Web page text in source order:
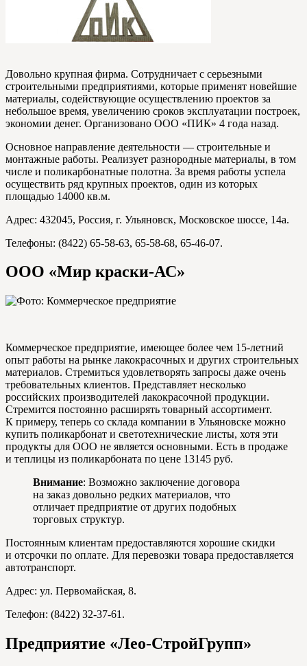
Довольно крупная фирма. Сотрудничает с серьезными
строительными предприятиями, которые применят новейшие
материалы, содействующие осуществлению проектов за
небольшое время, увеличению сроков эксплуатации построек,
экономии денег. Организовано ООО «ПИК» 4 года назад.
Основное направление деятельности — строительные и
монтажные работы. Реализует разнородные материалы, в том
числе и поликарбонатные полотна. За время работы успела
осуществить ряд крупных проектов, один из которых
площадью 14000 кв.м.
Адрес: 432045, Россия, г. Ульяновск, Московское шоссе, 14а.
Телефоны: (8422) 65-58-63, 65-58-68, 65-46-07.
ООО «Мир краски-АС»
Коммерческое предприятие, имеющее более чем 15-летний
опыт работы на рынке лакокрасочных и других строительных
материалов. Стремиться удовлетворять запросы даже очень
требовательных клиентов. Представляет несколько
российских производителей лакокрасочной продукции.
Стремится постоянно расширять товарный ассортимент.
К примеру, теперь со склада компании в Ульяновске можно
купить поликарбонат и светотехнические листы, хотя эти
продукты для ООО не является основными. Есть в продаже
и теплицы из поликарбоната по цене 13145 руб.
Внимание: Возможно заключение договора
на заказ довольно редких материалов, что
отличает предприятие от других подобных
торговых структур.
Постоянным клиентам предоставляются хорошие скидки
и отсрочки по оплате. Для перевозки товара предоставляется
автотранспорт.
Адрес: ул. Первомайская, 8.
Телефон: (8422) 32-37-61.
Предприятие «Лео-СтройГрупп»